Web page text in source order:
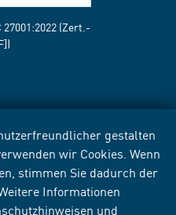
gestalten
wir Cookies. Wenn
stimmen Sie dadurch der
Informationen
und
(Zert.-